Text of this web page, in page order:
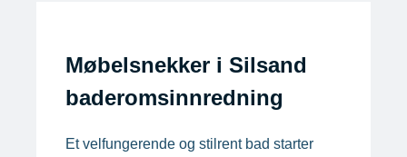
Møbelsnekker i Silsand
baderomsinnredning
Et velfungerende og stilrent bad starter